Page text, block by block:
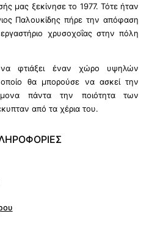
μας ξεκίνησε το 1977. Τότε ήταν
Παλουκίδης πήρε την απόφαση
χρυσοχοΐας στην πόλη
φτιάξει έναν χώρο υψηλών
θα μπορούσε να ασκεί την
πάντα την ποιότητα των
από τα χέρια του.